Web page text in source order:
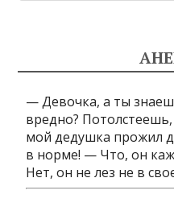
— Девочка, а ты
вредно?
мой дедушка прожил
в норме! — Что, он
Нет, он не лез не в